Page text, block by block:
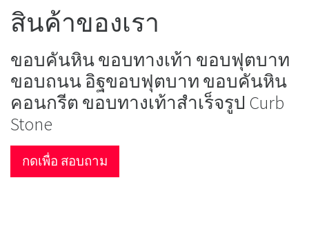
สินค้าของเรา
ขอบคันหิน ขอบทางเท้า ขอบฟุตบาท
ขอบถนน อิฐขอบฟุตบาท ขอบคันหิน
คอนกรีต ขอบทางเท้าสำเร็จรูป Curb
Stone
กดเพื่อ สอบถาม